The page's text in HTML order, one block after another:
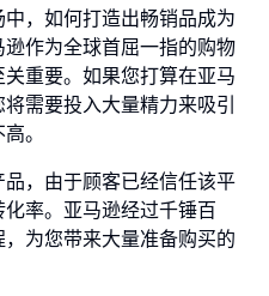
，如何打造出畅销品成为
作为全球首屈一指的购物
重要。如果您打算在亚马
需要投入大量精力来吸引
。
，由于顾客已经信任该平
率。亚马逊经过千锤百
为您带来大量准备购买的